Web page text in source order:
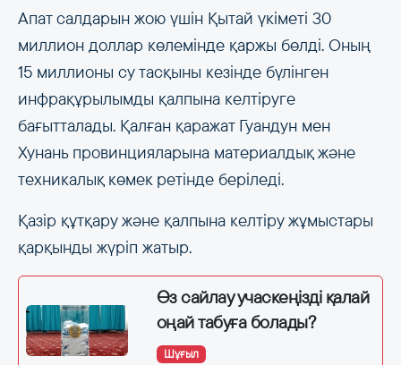
Апат салдарын жою үшін Қытай үкіметі 30
миллион доллар көлемінде қаржы бөлді. Оның
15 миллионы су тасқыны кезінде бүлінген
инфрақұрылымды қалпына келтіруге
бағытталады. Қалған қаражат Гуандун мен
Хунань провинцияларына материалдық және
техникалық көмек ретінде беріледі.
Қазір құтқару және қалпына келтіру жұмыстары
қарқынды жүріп жатыр.
Өз сайлау учаскеңізді қалай
оңай табуға болады?
Шұғыл